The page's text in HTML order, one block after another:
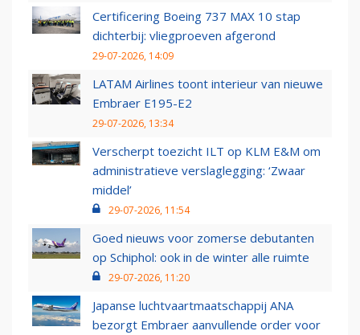
Certificering Boeing 737 MAX 10 stap
dichterbij: vliegproeven afgerond
29-07-2026, 14:09
LATAM Airlines toont interieur van nieuwe
Embraer E195-E2
29-07-2026, 13:34
Verscherpt toezicht ILT op KLM E&M om
administratieve verslaglegging: ‘Zwaar
middel’
29-07-2026, 11:54
Goed nieuws voor zomerse debutanten
op Schiphol: ook in de winter alle ruimte
29-07-2026, 11:20
Japanse luchtvaartmaatschappij ANA
bezorgt Embraer aanvullende order voor